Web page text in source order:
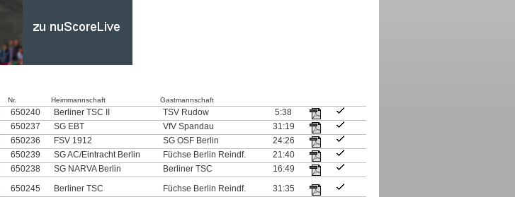
Nr. Heimmannschaft Gastmannschaft
650240 Berliner TSC II TSV Rudow
5:38
650237 SG EBT VfV Spandau
31:19
650236 FSV 1912 SG OSF Berlin
24:26
650239 SG AC/Eintracht Berlin Füchse Berlin Reindf.
21:40
650238 SG NARVA Berlin Berliner TSC
16:49
650245 Berliner TSC Füchse Berlin Reindf. 31:35